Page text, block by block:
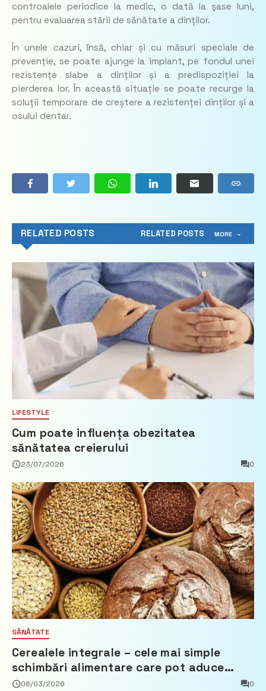
controalele periodice la medic, o dată la şase luni,
pentru evaluarea stării de sănătate a dinților.
În unele cazuri, însă, chiar și cu măsuri speciale de
prevenție, se poate ajunge la implant, pe fondul unei
rezistențe slabe a dinților și a predispoziției la
pierderea lor. În această situație se poate recurge la
soluții temporare de creștere a rezistenței dinților și a
osului dentar.
RELATED POSTS RELATED POSTS MORE
LIFESTYLE
Cum poate influența obezitatea
sănătatea creierului
23/07/2026 0
SĂNĂTATE
Cerealele integrale – cele mai simple
schimbări alimentare care pot aduce
beneficii reale
06/03/2026 0